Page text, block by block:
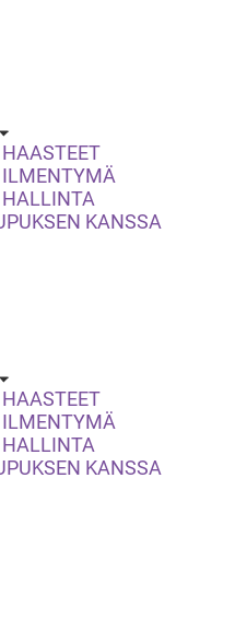
KANSSA
KANSSA